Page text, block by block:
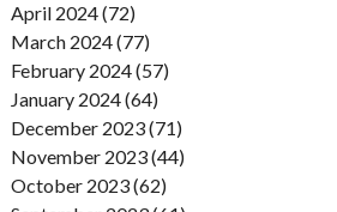
April 2024 (72)
March 2024 (77)
February 2024 (57)
January 2024 (64)
December 2023 (71)
November 2023 (44)
October 2023 (62)